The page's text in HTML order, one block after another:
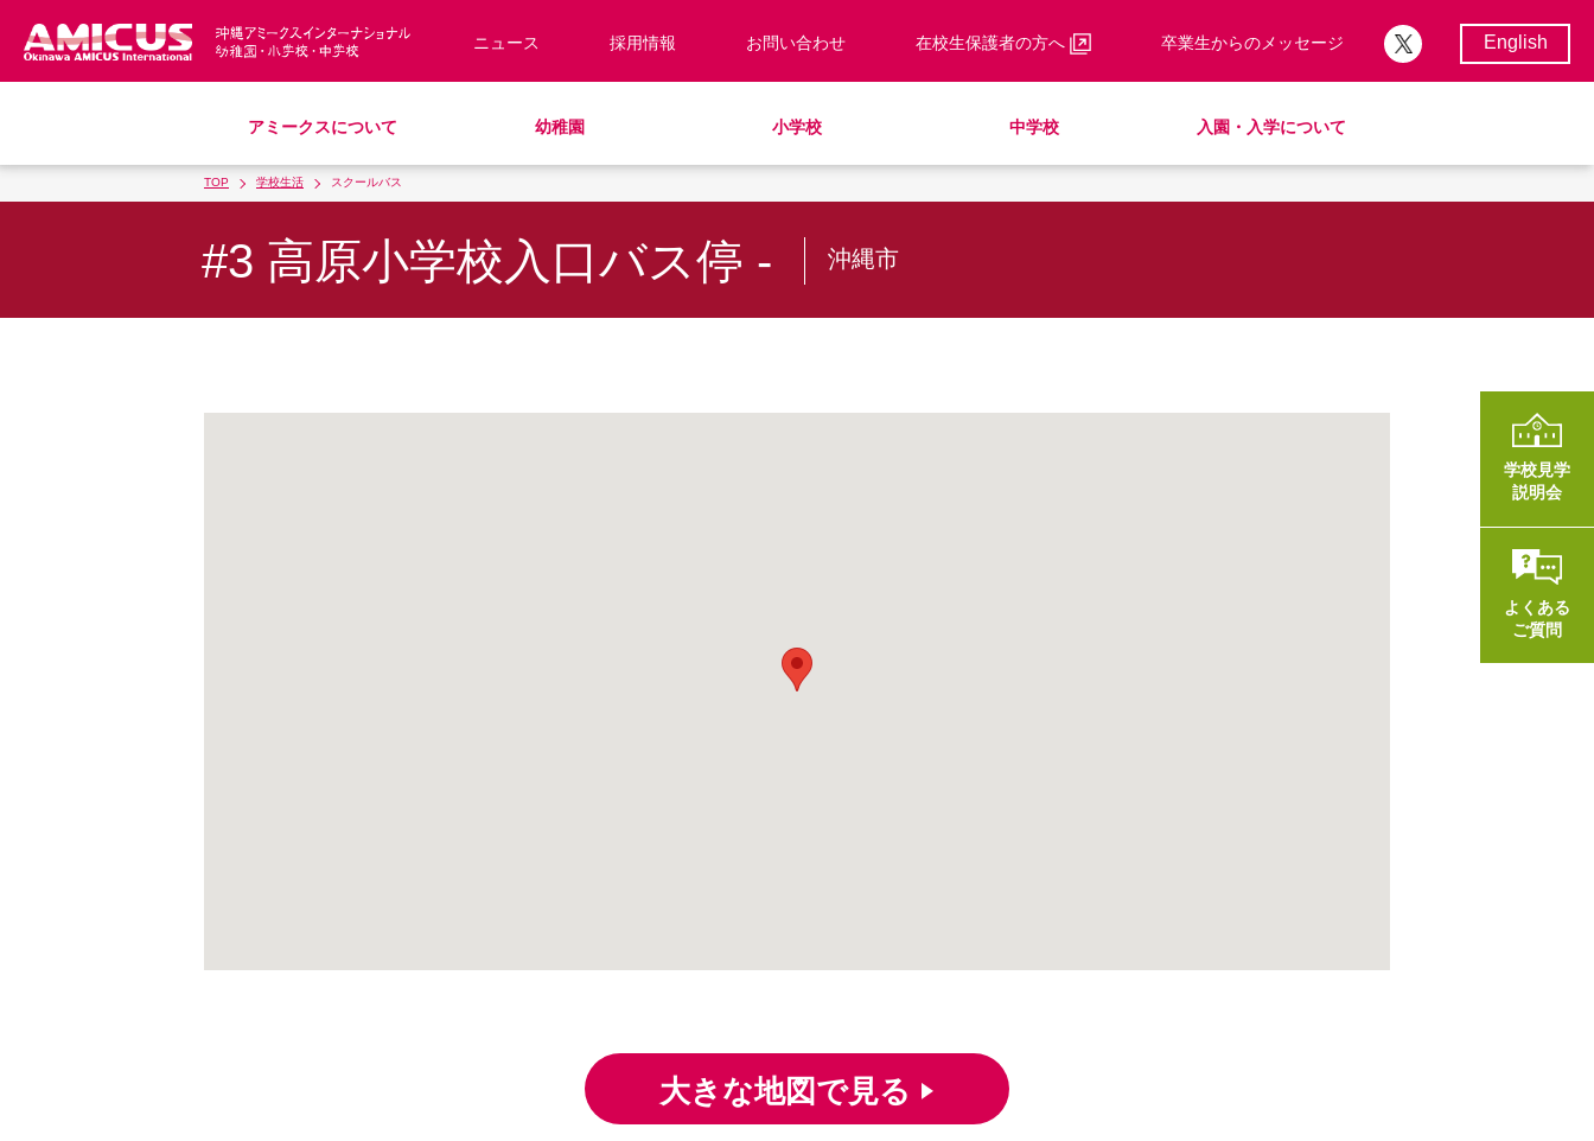
ニュース 採用情報 お問い合わせ 在校生保護者の方へ 卒業生からのメッセージ English
アミークスについて
教育理念
アミークス・サマースクール ラウンドスクエア
沿革・概要 採用情報
幼稚園
幼稚園
スクールバス SHinE（PTA活動）
小学校
小学校
サポートランチ スクールバス
入園・入学について
中学校
中学校
サポートランチ
学費・諸費一覧 入園・入学について
入園・入学について
募集要項
TOP 学校生活 スクールバス
学校見学
説明会
よくある
ご質問
#3 高原小学校入口バス停 - 沖縄市
大きな地図で見る